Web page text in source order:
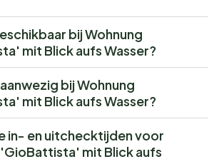
bij Wohnung
mit Blick aufs Wasser?
bij Wohnung
mit Blick aufs Wasser?
in- en uitchecktijden voor
mit Blick aufs